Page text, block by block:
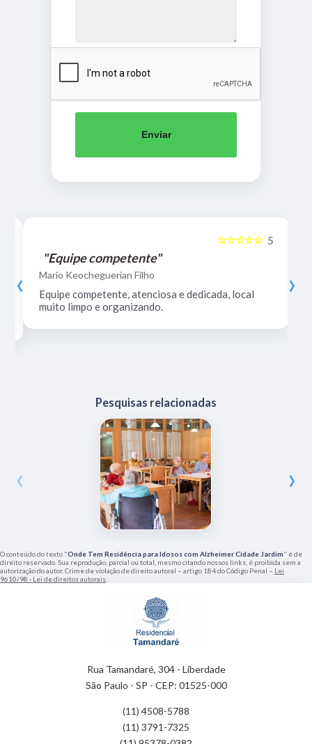
Enviar
5
☆☆☆☆☆
"Equipe competente"
Mario Keocheguerian Filho
Equipe competente, atenciosa e dedicada, local
muito limpo e organizando.
‹ ›
Pesquisas relacionadas
‹ ›
O conteúdo do texto "Onde Tem Residência para Idosos com Alzheimer Cidade Jardim" é de
direito reservado. Sua reprodução, parcial ou total, mesmo citando nossos links, é proibida sem a
autorização do autor. Crime de violação de direito autoral – artigo 184 do Código Penal – Lei
9610/98 - Lei de direitos autorais
Rua Tamandaré, 304 - Liberdade
São Paulo - SP - CEP: 01525-000
(11) 4508-5788
(11) 3791-7325